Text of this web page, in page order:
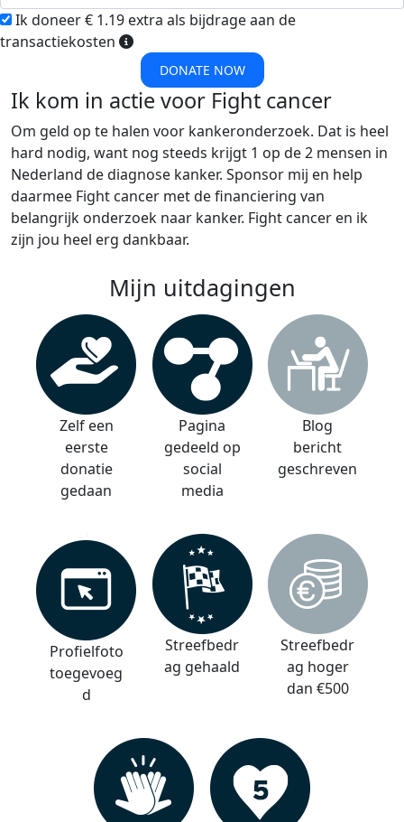
Ik doneer € 1.19 extra als bijdrage aan de
transactiekosten
DONATE NOW
Ik kom in actie voor Fight cancer
Om geld op te halen voor kankeronderzoek. Dat is heel
hard nodig, want nog steeds krijgt 1 op de 2 mensen in
Nederland de diagnose kanker. Sponsor mij en help
daarmee Fight cancer met de financiering van
belangrijk onderzoek naar kanker. Fight cancer en ik
zijn jou heel erg dankbaar.
Mijn uitdagingen
Zelf een
eerste
donatie
gedaan
Pagina
gedeeld op
social
media
Blog
bericht
geschreven
Profielfoto
toegevoeg
d
Streefbedr
ag gehaald
Streefbedr
ag hoger
dan €500